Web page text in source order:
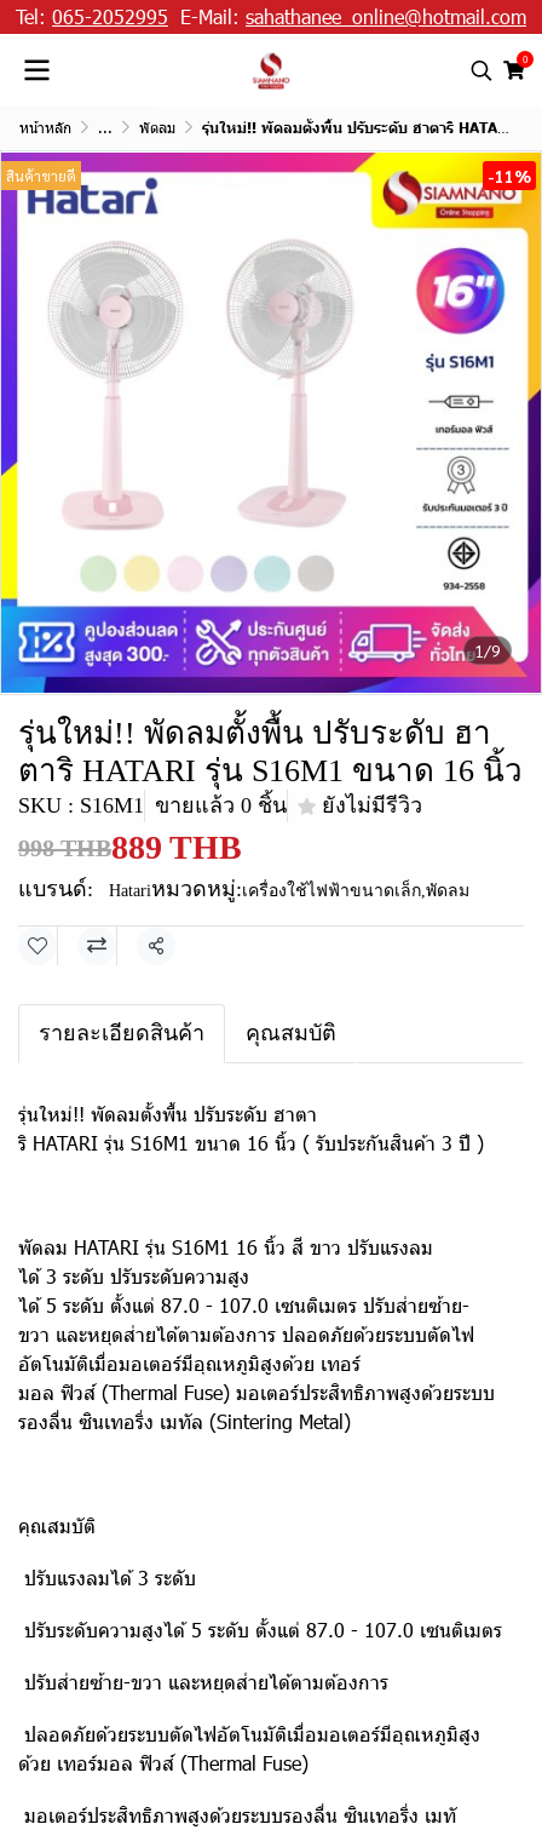
Tel: 065-2052995 E-Mail: sahathanee_online@hotmail.com
0
หน้าหลัก ... พัดลม รุ่นใหม่!! พัดลมตั้งพื้น ปรับระดับ ฮาตาริ HATARI รุ่น S16M1 ขนาด 16 นิ้ว
1/9
สินค้าขายดี -11%
รุ่นใหม่!! พัดลมตั้งพื้น ปรับระดับ ฮา
ตาริ HATARI รุ่น S16M1 ขนาด 16 นิ้ว
SKU : S16M1 ขายแล้ว 0 ชิ้น ยังไม่มีรีวิว
998 THB889 THB
แบรนด์: Hatariหมวดหมู่:เครื่องใช้ไฟฟ้าขนาดเล็ก,พัดลม
แชร์
รายละเอียดสินค้า คุณสมบัติ
รุ่นใหม่!! พัดลมตั้งพื้น ปรับระดับ ฮาตา
ริ HATARI รุ่น S16M1 ขนาด 16 นิ้ว ( รับประกันสินค้า 3 ปี )
พัดลม HATARI รุ่น S16M1 16 นิ้ว สี ขาว ปรับแรงลม
ได้ 3 ระดับ ปรับระดับความสูง
ได้ 5 ระดับ ตั้งแต่ 87.0 - 107.0 เซนติเมตร ปรับส่ายซ้าย-
ขวา และหยุดส่ายได้ตามต้องการ ปลอดภัยด้วยระบบตัดไฟ
อัตโนมัติเมื่อมอเตอร์มีอุณหภูมิสูงด้วย เทอร์
มอล ฟิวส์ (Thermal Fuse) มอเตอร์ประสิทธิภาพสูงด้วยระบบ
รองลื่น ซินเทอริ่ง เมทัล (Sintering Metal)
คุณสมบัติ
ปรับแรงลมได้ 3 ระดับ
ปรับระดับความสูงได้ 5 ระดับ ตั้งแต่ 87.0 - 107.0 เซนติเมตร
ปรับส่ายซ้าย-ขวา และหยุดส่ายได้ตามต้องการ
ปลอดภัยด้วยระบบตัดไฟอัตโนมัติเมื่อมอเตอร์มีอุณหภูมิสูง
ด้วย เทอร์มอล ฟิวส์ (Thermal Fuse)
มอเตอร์ประสิทธิภาพสูงด้วยระบบรองลื่น ซินเทอริ่ง เมทั